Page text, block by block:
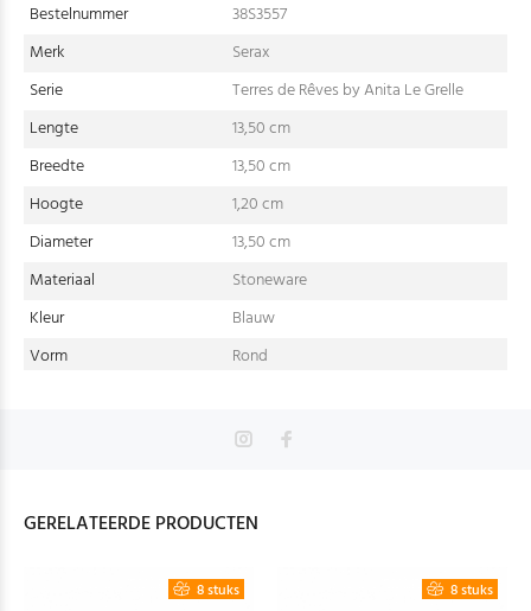
Bestelnummer
38S3557
Merk
Serax
Serie
Terres de Rêves by Anita Le Grelle
Lengte
13,50 cm
Breedte
13,50 cm
Hoogte
1,20 cm
Diameter
13,50 cm
Materiaal
Stoneware
Kleur
Blauw
Vorm
Rond
GERELATEERDE PRODUCTEN
8 stuks 8 stuks